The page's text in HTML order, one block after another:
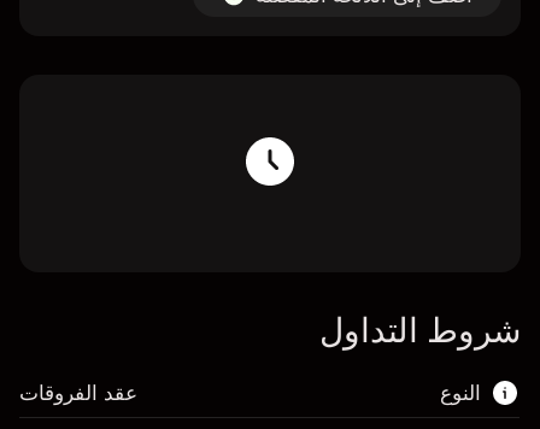
شروط التداول
النوع عقد الفروقات